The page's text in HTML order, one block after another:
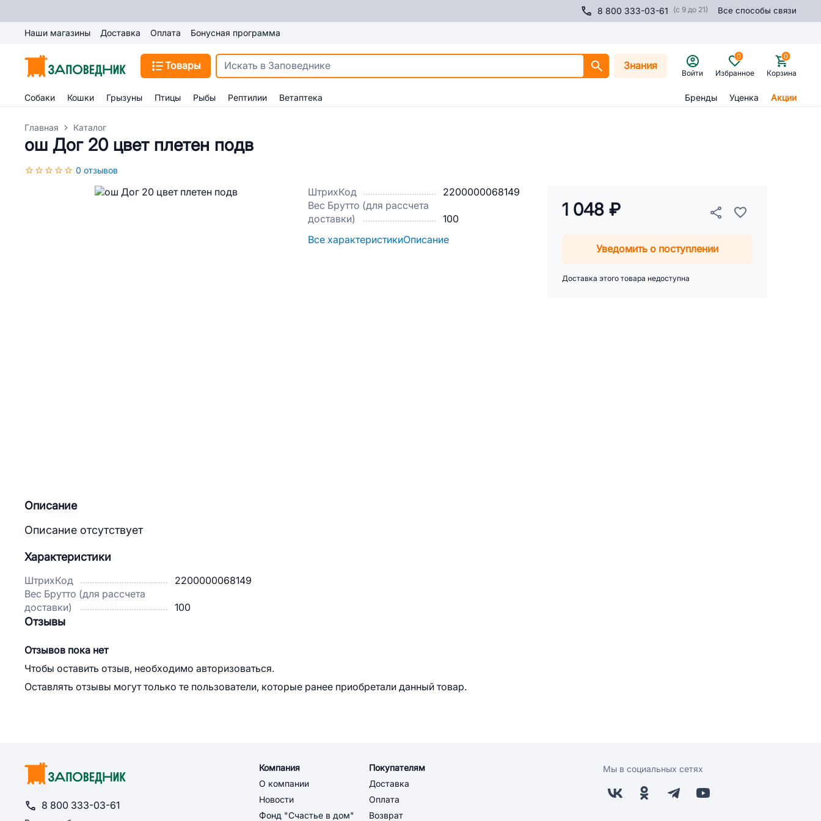
8 800 333-03-61 (с 9 до 21) Все способы связи
Наши магазины Доставка Оплата Бонусная программа
Товары Знания
Войти Избранное
0
Корзина
0
Собаки Кошки Грызуны Птицы Рыбы Рептилии Ветаптека Бренды Уценка Акции
Главная Каталог
ош Дог 20 цвет плетен подв
0 отзывов
ШтрихКод
2200000068149
Вес Брутто (для рассчета
доставки)
100
Все характеристикиОписание
1 048 ₽
Уведомить о поступлении
Доставка этого товара недоступна
Описание
Описание отсутствует
Характеристики
ШтрихКод
2200000068149
Вес Брутто (для рассчета
доставки)
100
Отзывы
Отзывов пока нет
Чтобы оставить отзыв, необходимо авторизоваться.
Оставлять отзывы могут только те пользователи, которые ранее приобретали данный товар.
8 800 333-03-61
Компания
О компании
Новости
Фонд "Счастье в дом"
Покупателям
Доставка
Оплата
Возврат
Мы в социальных сетях